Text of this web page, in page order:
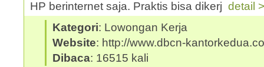
HP berinternet saja. Praktis bisa dikerj detail
Kategori: Lowongan Kerja
Website: http://www.dbcn-
Dibaca: 16515 kali